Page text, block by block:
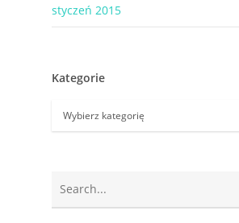
styczeń 2015
Kategorie
Kategorie